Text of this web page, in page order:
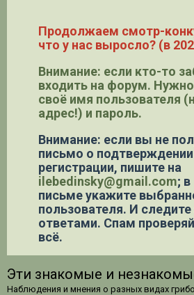
Продолжаем смотр-
что у нас выросло? (в
Внимание: если кто-то
входить на форум.
своё имя пользователя
адрес!) и пароль.
Внимание: если вы не
письмо о подтверждении
регистрации, пишите на
ilebedinsky@gmail.com; в
письме укажите
пользователя. И следите
ответами. Спам
всё.
Эти знакомые и
Наблюдения и мнения о разных видах